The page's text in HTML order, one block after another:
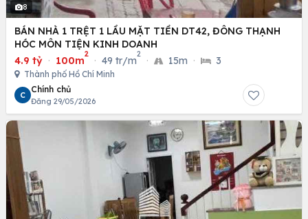
8
BÁN NHÀ 1 TRỆT 1 LẦU MẶT TIỀN DT42, ĐÔNG THẠNH
HÓC MÔN TIỆN KINH DOANH
4.9 tỷ · 100m
2
· 49 tr/m
2
· 15m · 3
Thành phố Hồ Chí Minh
C
Chính chủ
Đăng 29/05/2026